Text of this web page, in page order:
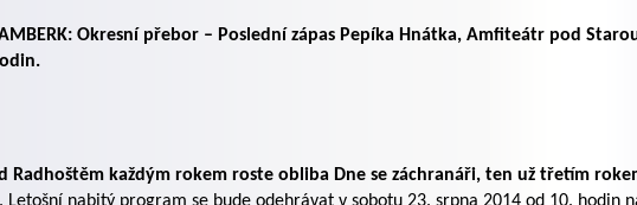
Okresní přebor – Poslední zápas Pepíka Hnátka, Amfiteátr pod
Radhoštěm každým rokem roste obliba Dne se záchranáři, ten už třetím